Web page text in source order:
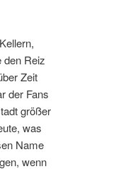
den Reiz
Zeit
der Fans
größer
was
Name
wenn